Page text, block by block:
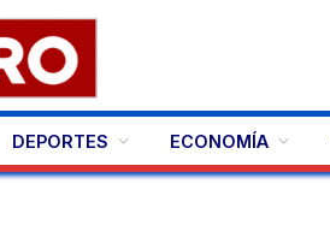
DEPORTES ECONOMÍA